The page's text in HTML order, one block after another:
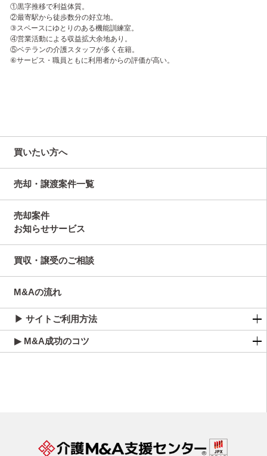
①黒字推移で利益体質。
②最寄駅から徒歩数分の好立地。
③スペースにゆとりのある機能訓練室。
④営業活動による収益拡大余地あり。
⑤ベテランの介護スタッフが多く在籍。
⑥サービス・職員ともに利用者からの評価が高い。
買いたい方へ
売却・譲渡案件一覧
売却案件
お知らせサービス
買収・譲受のご相談
M&Aの流れ
▶ サイトご利用方法
▶ M&A成功のコツ